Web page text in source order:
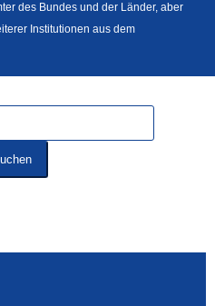
des Bundes und der Länder, aber
Institutionen aus dem